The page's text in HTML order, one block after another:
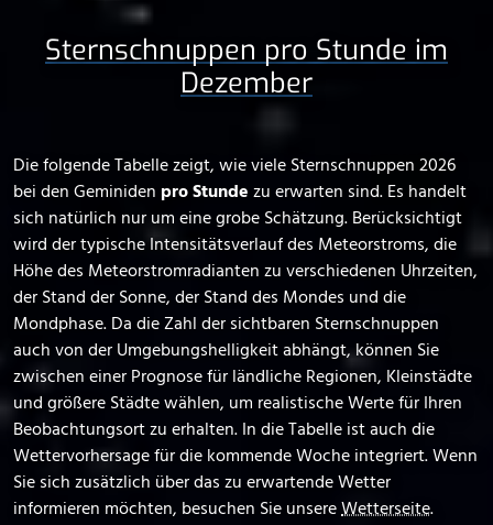
Sternschnuppen pro Stunde im
Dezember
Die folgende Tabelle zeigt, wie viele Sternschnuppen 2026
bei den Geminiden pro Stundezu erwarten sind. Es handelt
sich natürlich nur um eine grobe Schätzung. Berücksichtigt
wird der typische Intensitätsverlauf des Meteorstroms, die
Höhe des Meteor­strom­radianten zu verschiedenen Uhrzeiten,
der Stand der Sonne, der Stand des Mondes und die
Mondphase. Da die Zahl der sichtbaren Sternschnuppen
auch von der Umgebungshelligkeit abhängt, können Sie
zwischen einer Prognose für ländliche Regionen, Kleinstädte
und größere Städte wählen, um realistische Werte für Ihren
Beobachtungsort zu erhalten. In die Tabelle ist auch die
Wettervorhersage für die kommende Woche integriert. Wenn
Sie sich zusätzlich über das zu erwartende Wetter
informieren möchten, besuchen Sie unsereWetterseite.